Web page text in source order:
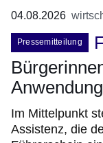
04.08.2026
Pressemitteilung
Im Mittelpunkt
Assistenz, die